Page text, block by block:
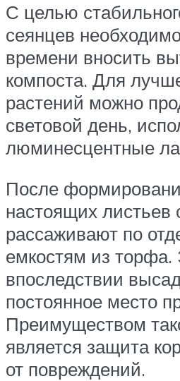
С целью
сеянцев
времени вносить
компоста. Для
растений можно
световой день,
люминесцентные
После
настоящих листьев
рассаживают по
емкостям из торфа.
впоследствии
постоянное место
Преимуществом
является защита
от повреждений.